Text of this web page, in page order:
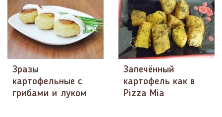
Зразы
картофельные с
грибами и луком
Запечённый
картофель как в
Pizza Mia